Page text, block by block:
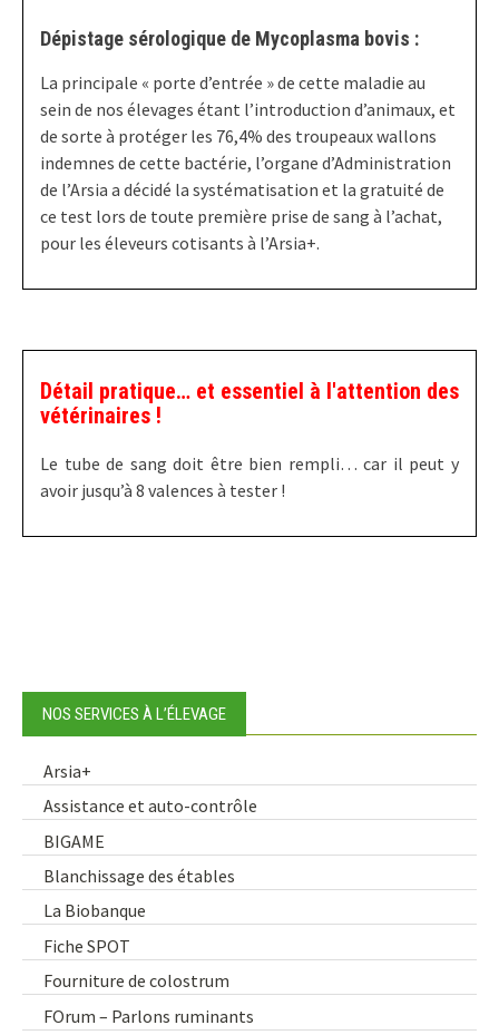
Dépistage sérologique de Mycoplasma bovis :
La principale « porte d’entrée » de cette maladie au
sein de nos élevages étant l’introduction d’animaux, et
de sorte à protéger les 76,4% des troupeaux wallons
indemnes de cette bactérie, l’organe d’Administration
de l’Arsia a décidé la systématisation et la gratuité de
ce test lors de toute première prise de sang à l’achat,
pour les éleveurs cotisants à l’Arsia+.
Détail pratique… et essentiel à l'attention des
vétérinaires !
Le tube de sang doit être bien rempli… car il peut y
avoir jusqu’à 8 valences à tester !
NOS SERVICES À L’ÉLEVAGE
Arsia+
Assistance et auto-contrôle
BIGAME
Blanchissage des étables
La Biobanque
Fiche SPOT
Fourniture de colostrum
FOrum – Parlons ruminants